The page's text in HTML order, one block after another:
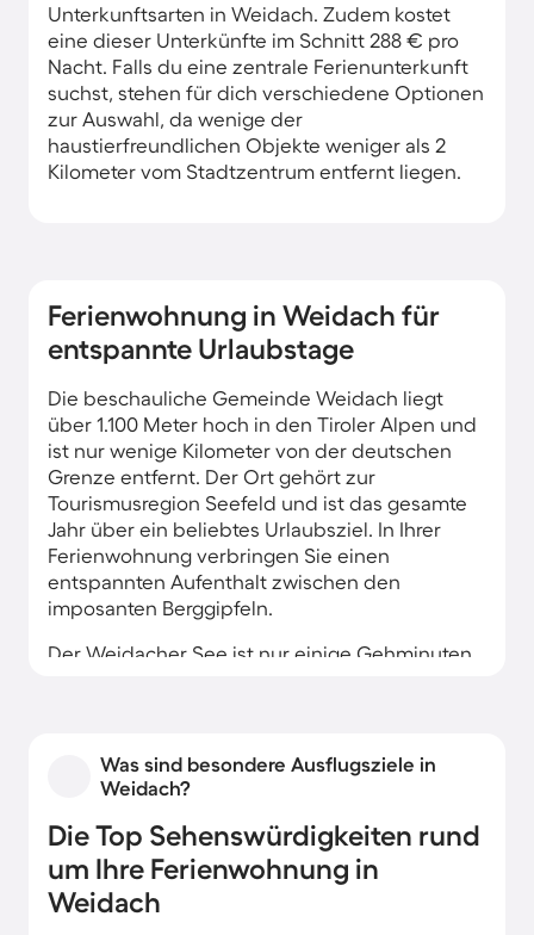
Unterkunftsarten in Weidach. Zudem kostet
eine dieser Unterkünfte im Schnitt 288 € pro
Nacht. Falls du eine zentrale Ferienunterkunft
suchst, stehen für dich verschiedene Optionen
zur Auswahl, da wenige der
haustierfreundlichen Objekte weniger als 2
Kilometer vom Stadtzentrum entfernt liegen.
Ferienwohnung in Weidach für
entspannte Urlaubstage
Die beschauliche Gemeinde Weidach liegt
über 1.100 Meter hoch in den Tiroler Alpen und
ist nur wenige Kilometer von der deutschen
Grenze entfernt. Der Ort gehört zur
Tourismusregion Seefeld und ist das gesamte
Jahr über ein beliebtes Urlaubsziel. In Ihrer
Ferienwohnung verbringen Sie einen
entspannten Aufenthalt zwischen den
imposanten Berggipfeln.
Der Weidacher See ist nur einige Gehminuten
Paradies für Schlittschuhläufer. Die
umliegenden Berge laden in der warmen
Skigebiete bei Seefeld in Tirol nehmen zum
Jahresende den Betrieb auf.
Was sind besondere Ausflugsziele in
Weidach?
Die Top Sehenswürdigkeiten rund
um Ihre Ferienwohnung in
Weidach